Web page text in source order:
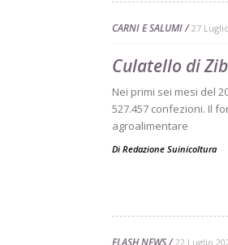
CARNI E SALUMI 27
Culatello di
Nei primi sei mesi del
527.457 confezioni. Il
agroalimentare
Di Redazione Suinicoltura -
FLASH NEWS 22 Luglio